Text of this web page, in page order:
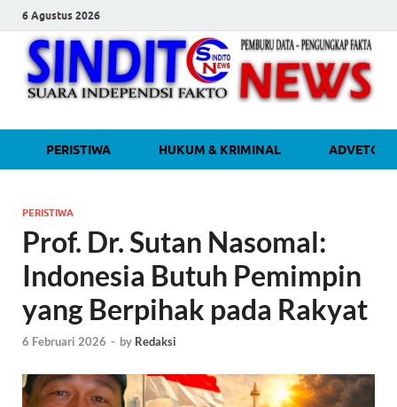
6 Agustus 2026
Media Independen Faktual dan
Terpercaya
PERISTIWA HUKUM & KRIMINAL
PERISTIWA
Prof. Dr. Sutan Nasomal:
Indonesia Butuh Pemimpin
yang Berpihak pada Rakyat
6 Februari 2026 - by Redaksi